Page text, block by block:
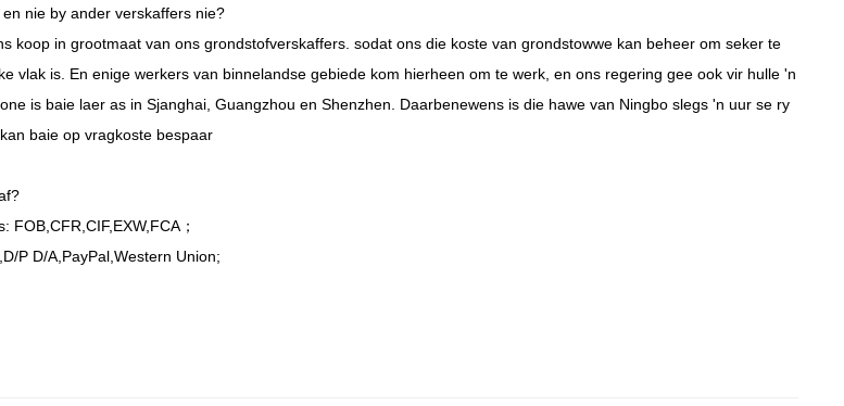
nie by ander verskaffers nie?
koop in grootmaat van ons grondstofverskaffers. sodat ons die koste van grondstowwe kan beheer om seker te
vlak is. En enige werkers van binnelandse gebiede kom hierheen om te werk, en ons regering gee ook vir hulle 'n
is baie laer as in Sjanghai, Guangzhou en Shenzhen. Daarbenewens is die hawe van Ningbo slegs 'n uur se ry
baie op vragkoste bespaar
FOB,CFR,CIF,EXW,FCA；
P D/A,PayPal,Western Union;